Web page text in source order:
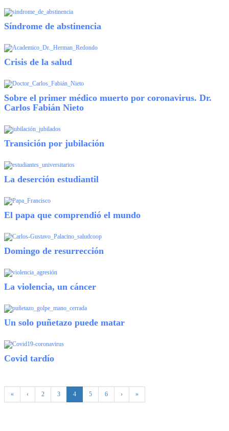
Síndrome de abstinencia
Crisis de la salud
Sobre el primer médico muerto por coronavirus. Dr.
Carlos Fabián Nieto
Transición por jubilación
La deserción estudiantil
El papa que comprendió el mundo
Domingo de resurrección
La violencia, un cáncer
Un solo puñetazo puede matar
Covid tardío
« ‹ 2 3 4 5 6 › »